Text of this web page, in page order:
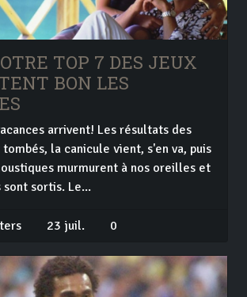
TOP 7 DES JEUX
BON LES
arrivent! Les résultats des
tombés, la canicule vient, s'en va, puis
murmurent à nos oreilles et
sont sortis. Le...
23 juil. 0